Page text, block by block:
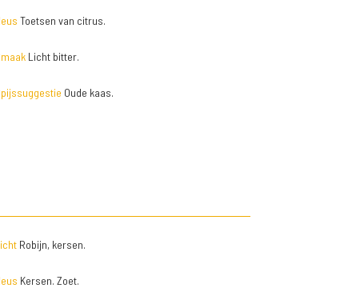
Toetsen van citrus.
Licht bitter.
Oude kaas.
Robijn, kersen.
Kersen. Zoet.